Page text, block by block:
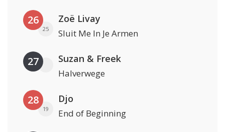
26
25
Zoë Livay
Sluit Me In Je Armen
27 Suzan & Freek
Halverwege
28
19
Djo
End of Beginning